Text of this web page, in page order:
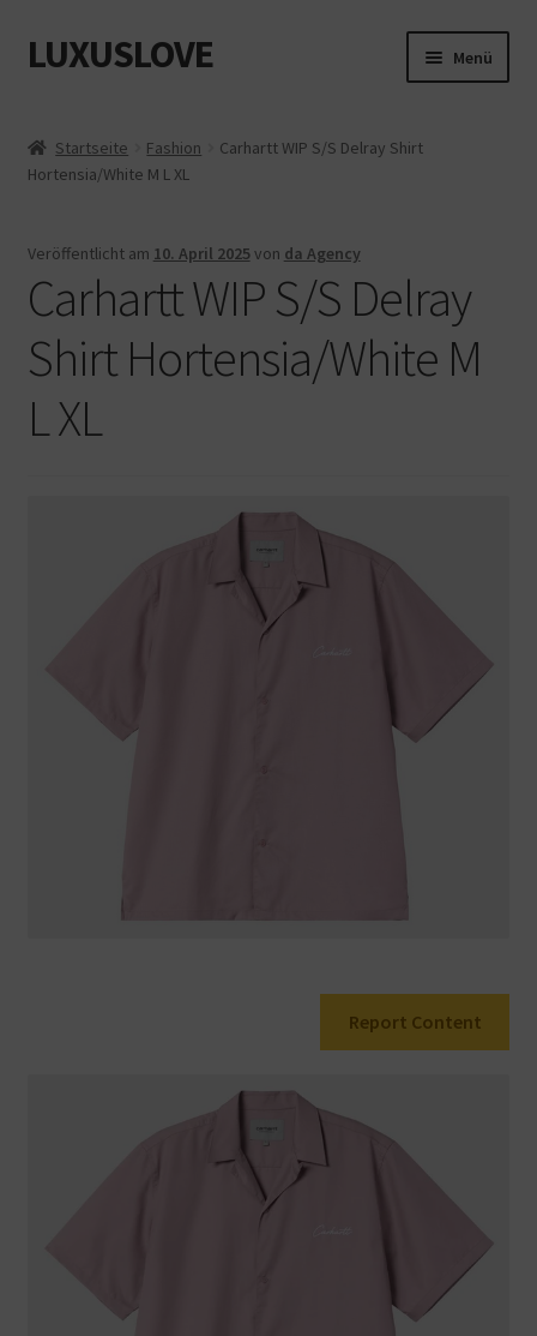
Zur
Navigation
Zum
Inhalt
LUXUSLOVE Menü
Cookie-Richtlinie (EU)
Datenschutz
Impressum
Kasse
Mein Konto
Startseite Fashion
Carhartt WIP S/S Delray Shirt
Hortensia/White M L XL
Veröffentlicht am 10. April 2025von da Agency
Carhartt WIP S/S Delray
Shirt Hortensia/White M
L XL
Report Content